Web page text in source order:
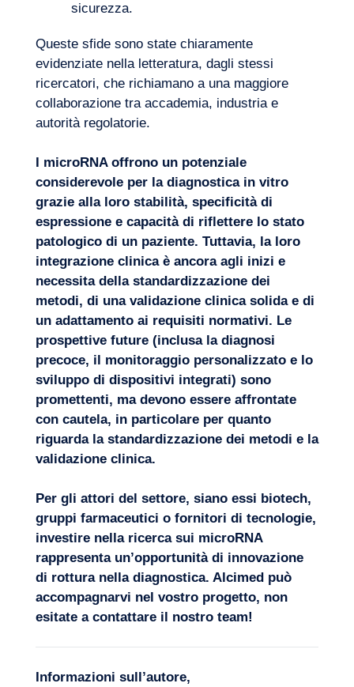
sicurezza.
Queste sfide sono state chiaramente
evidenziate nella letteratura, dagli stessi
ricercatori, che richiamano a una maggiore
collaborazione tra accademia, industria e
autorità regolatorie.
I microRNA offrono un potenziale
considerevole per la diagnostica in vitro
grazie alla loro stabilità, specificità di
espressione e capacità di riflettere lo stato
patologico di un paziente. Tuttavia, la loro
integrazione clinica è ancora agli inizi e
necessita della standardizzazione dei
metodi, di una validazione clinica solida e di
un adattamento ai requisiti normativi. Le
prospettive future (inclusa la diagnosi
precoce, il monitoraggio personalizzato e lo
sviluppo di dispositivi integrati) sono
promettenti, ma devono essere affrontate
con cautela, in particolare per quanto
riguarda la standardizzazione dei metodi e la
validazione clinica.
Per gli attori del settore, siano essi biotech,
gruppi farmaceutici o fornitori di tecnologie,
investire nella ricerca sui microRNA
rappresenta un’opportunità di innovazione
di rottura nella diagnostica. Alcimed può
accompagnarvi nel vostro progetto, non
esitate a contattare il nostro team!
Informazioni sull’autore,